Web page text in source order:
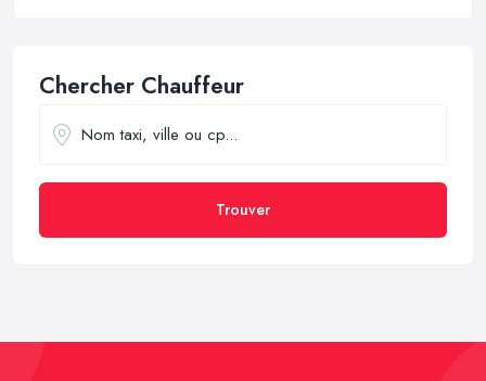
Chercher Chauffeur
Trouver